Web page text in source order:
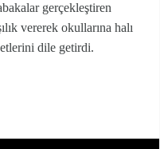
gerçekleştiren
vererek okullarına halı
dile getirdi.